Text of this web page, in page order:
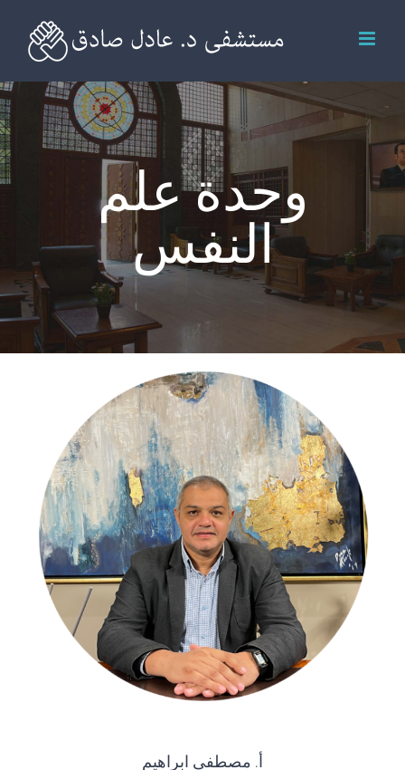
content
وحدة علم
النفس
أ. مصطفى ابراهيم